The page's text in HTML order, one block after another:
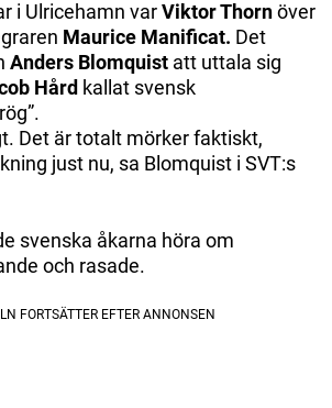
i Ulricehamn varViktor Thornöver
Maurice Manificat. Det
Anders Blomquist att uttala sig
Hård kallat svensk
Det är totalt mörker faktiskt,
just nu, sa Blomquist i SVT:s
svenska åkarna höra om
och rasade.